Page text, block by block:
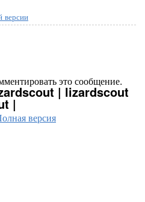
версии
это сообщение.
| lizardscout
|
версия